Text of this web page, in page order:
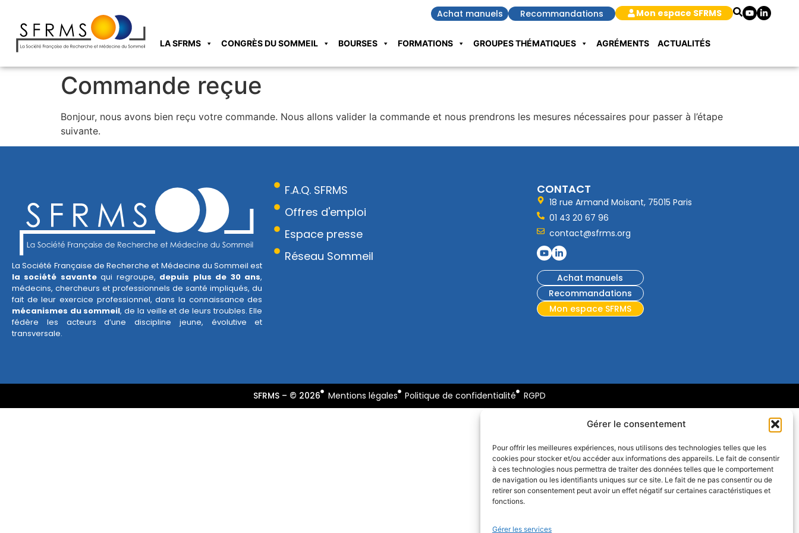
Gérer le consentement
Pour offrir les meilleures expériences, nous utilisons des technologies telles que les
cookies pour stocker et/ou accéder aux informations des appareils. Le fait de consentir
à ces technologies nous permettra de traiter des données telles que le comportement
de navigation ou les identifiants uniques sur ce site. Le fait de ne pas consentir ou de
retirer son consentement peut avoir un effet négatif sur certaines caractéristiques et
fonctions.
Gérer les services
Mon espace SFRMS
Recommandations
Achat manuels
LA SFRMS CONGRÈS DU SOMMEIL BOURSES FORMATIONS GROUPES THÉMATIQUES AGRÉMENTS ACTUALITÉS
Commande reçue
Bonjour, nous avons bien reçu votre commande. Nous allons valider la commande et nous prendrons les mesures nécessaires pour passer à l’étape
suivante.
La Société Française de Recherche et Médecine du Sommeil est
la société savantequi regroupe, depuis plus de 30 ans,
médecins, chercheurs et professionnels de santé impliqués, du
fait de leur exercice professionnel, dans la connaissance des
mécanismes du sommeil, de la veille et de leurs troubles. Elle
fédère les acteurs d’une discipline jeune, évolutive et
transversale.
F.A.Q. SFRMS
Offres d'emploi
Espace presse
Réseau Sommeil
CONTACT
18 rue Armand Moisant, 75015 Paris
01 43 20 67 96
contact@sfrms.org
Achat manuels
Recommandations
Mon espace SFRMS
SFRMS – © 2026 Mentions légales Politique de confidentialité RGPD